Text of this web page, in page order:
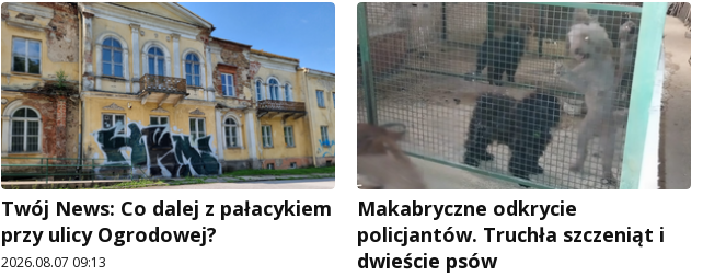
Twój News: Co dalej z pałacykiem
przy ulicy Ogrodowej?
2026.08.07 09:13
Makabryczne odkrycie
policjantów. Truchła szczeniąt i
dwieście psów